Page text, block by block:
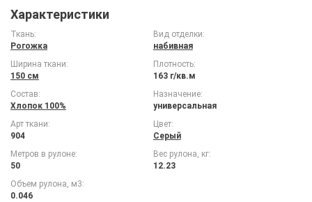
Характеристики
Ткань:
Рогожка
Вид отделки:
набивная
Ширина ткани:
150 см
Плотность:
163 г/кв.м
Состав:
Хлопок 100%
Назначение:
универсальная
Арт ткани:
904
Цвет:
Серый
Метров в рулоне:
50
Вес рулона, кг:
12.23
Объем рулона, м3:
0.046